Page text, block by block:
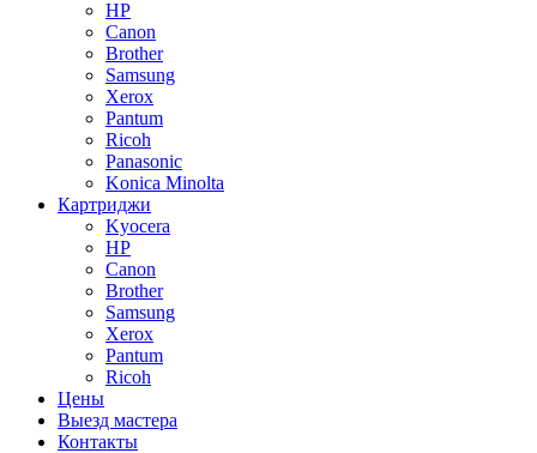
HP
Canon
Brother
Samsung
Xerox
Pantum
Ricoh
Panasonic
Konica Minolta
Картриджи
Kyocera
HP
Canon
Brother
Samsung
Xerox
Pantum
Ricoh
Цены
Выезд мастера
Контакты